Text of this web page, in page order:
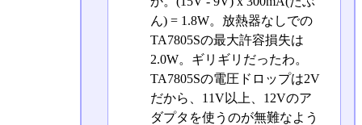
ん) = 1.8W。放熱器なしでの
TA7805Sの最大許容損失は
2.0W。ギリギリだったわ。
TA7805Sの電圧ドロップは2V
だから、11V以上、12Vのア
ダプタを使うのが無難なよう